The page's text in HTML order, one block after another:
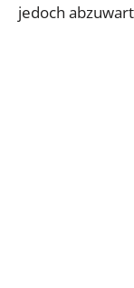
jedoch